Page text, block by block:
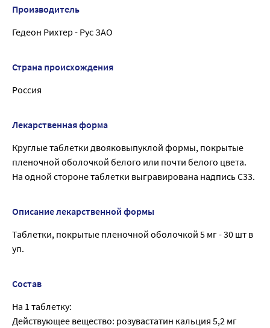
Производитель
Гедеон Рихтер - Рус ЗАО
Страна происхождения
Россия
Лекарственная форма
Круглые таблетки двояковыпуклой формы, покрытые
пленочной оболочкой белого или почти белого цвета.
На одной стороне таблетки выгравирована надпись С33.
Описание лекарственной формы
Таблетки, покрытые пленочной оболочкой 5 мг - 30 шт в
уп.
Состав
На 1 таблетку:
Действующее вещество: розувастатин кальция 5,2 мг